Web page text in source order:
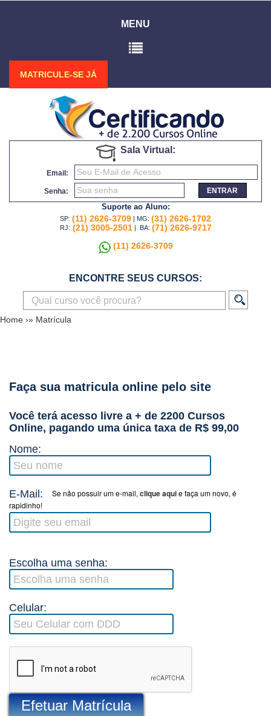
MENU
MATRICULE-SE JÁ
Sala Virtual:
Email:
Senha: ENTRAR
Suporte ao Aluno:
SP: (11) 2626-3709 | MG: (31) 2626-1702
RJ: (21) 3005-2501 | BA: (71) 2626-9717
(11) 2626-3709
ENCONTRE SEUS CURSOS:
Home ›» Matrícula
Faça sua matricula online pelo site
Você terá acesso livre a + de 2200 Cursos
Online, pagando uma única taxa de R$ 99,00
Nome:
E-Mail: Se não possuir um e-mail, clique aquie faça um novo, é
rapidinho!
Escolha uma senha:
Celular:
Efetuar Matrícula